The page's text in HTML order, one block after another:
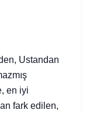
Ustandan
en iyi
fark edilen,